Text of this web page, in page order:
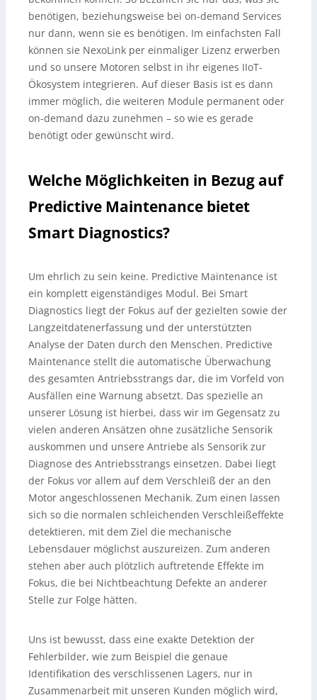
benötigen, beziehungsweise bei on-demand Services
nur dann, wenn sie es benötigen. Im einfachsten Fall
können sie NexoLink per einmaliger Lizenz erwerben
und so unsere Motoren selbst in ihr eigenes IIoT-
Ökosystem integrieren. Auf dieser Basis ist es dann
immer möglich, die weiteren Module permanent oder
on-demand dazu zunehmen – so wie es gerade
benötigt oder gewünscht wird.
Welche Möglichkeiten in Bezug auf
Predictive Maintenance bietet
Smart Diagnostics?
Um ehrlich zu sein keine. Predictive Maintenance ist
ein komplett eigenständiges Modul. Bei Smart
Diagnostics liegt der Fokus auf der gezielten sowie der
Langzeitdatenerfassung und der unterstützten
Analyse der Daten durch den Menschen. Predictive
Maintenance stellt die automatische Überwachung
des gesamten Antriebsstrangs dar, die im Vorfeld von
Ausfällen eine Warnung absetzt. Das spezielle an
unserer Lösung ist hierbei, dass wir im Gegensatz zu
vielen anderen Ansätzen ohne zusätzliche Sensorik
auskommen und unsere Antriebe als Sensorik zur
Diagnose des Antriebsstrangs einsetzen. Dabei liegt
der Fokus vor allem auf dem Verschleiß der an den
Motor angeschlossenen Mechanik. Zum einen lassen
sich so die normalen schleichenden Verschleißeffekte
detektieren, mit dem Ziel die mechanische
Lebensdauer möglichst auszureizen. Zum anderen
stehen aber auch plötzlich auftretende Effekte im
Fokus, die bei Nichtbeachtung Defekte an anderer
Stelle zur Folge hätten.
Uns ist bewusst, dass eine exakte Detektion der
Fehlerbilder, wie zum Beispiel die genaue
Identifikation des verschlissenen Lagers, nur in
Zusammenarbeit mit unseren Kunden möglich wird,